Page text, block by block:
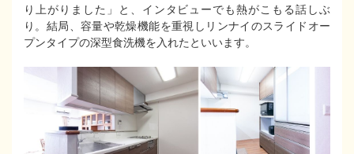
り上がりました」と、インタビューでも熱がこもる話しぶ
り。結局、容量や乾燥機能を重視しリンナイのスライドオー
プンタイプの深型食洗機を入れたといいます。